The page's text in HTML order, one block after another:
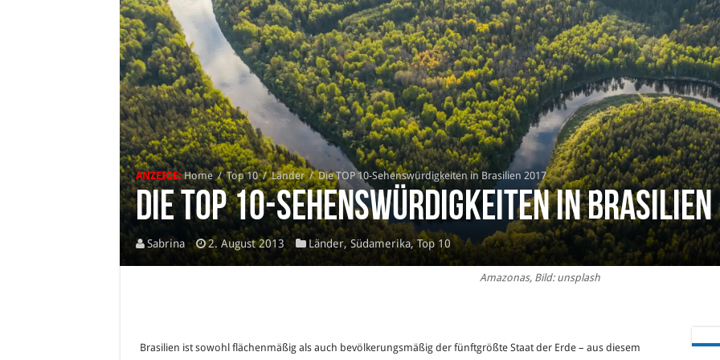
ANZEIGE: Home / Top 10 / Länder / Die TOP 10-Sehenswürdigkeiten in Brasilien 2017
Die TOP 10-Sehenswürdigkeiten in Brasilien
Sabrina 2. August 2013 Länder, Südamerika,Top 10
Amazonas, Bild: unsplash
Brasilien ist sowohl flächenmäßig als auch bevölkerungsmäßig der fünftgrößte Staat der Erde – aus diesem